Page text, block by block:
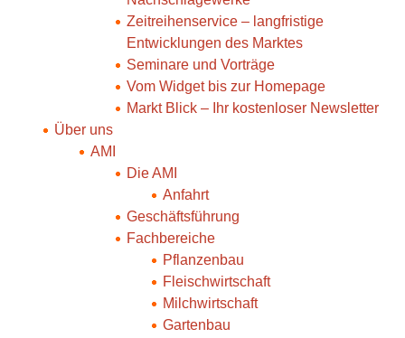
Zeitreihenservice – langfristige
Entwicklungen des Marktes
Seminare und Vorträge
Vom Widget bis zur Homepage
Markt Blick – Ihr kostenloser Newsletter
Über uns
AMI
Die AMI
Anfahrt
Geschäftsführung
Fachbereiche
Pflanzenbau
Fleischwirtschaft
Milchwirtschaft
Gartenbau